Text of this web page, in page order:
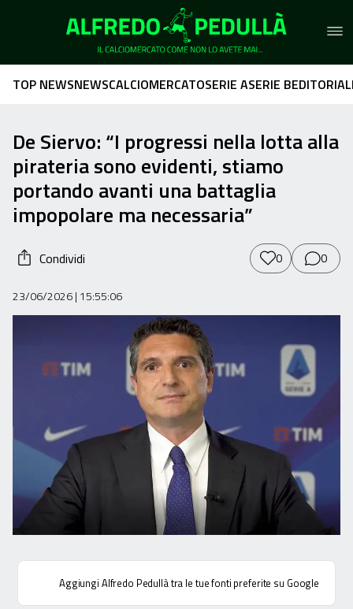
TOP NEWSNEWSCALCIOMERCATOSERIE ASERIE B
De Siervo: “I progressi nella lotta alla
pirateria sono evidenti, stiamo
portando avanti una battaglia
impopolare ma necessaria”
Condividi 0 0
23/06/2026| 15:55:06
Aggiungi Alfredo Pedullà tra le tue fonti preferite su Google